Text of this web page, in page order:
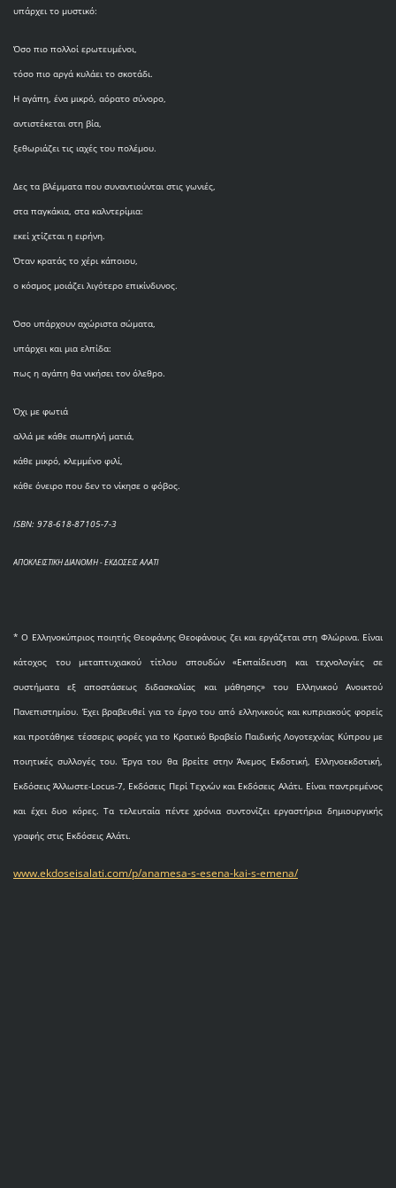
υπάρχει το μυστικό:
Όσο πιο πολλοί ερωτευμένοι,
τόσο πιο αργά κυλάει το σκοτάδι.
Η αγάπη, ένα μικρό, αόρατο σύνορο,
αντιστέκεται στη βία,
ξεθωριάζει τις ιαχές του πολέμου.
Δες τα βλέμματα που συναντιούνται στις γωνιές,
στα παγκάκια, στα καλντερίμια:
εκεί χτίζεται η ειρήνη.
Όταν κρατάς το χέρι κάποιου,
ο κόσμος μοιάζει λιγότερο επικίνδυνος.
Όσο υπάρχουν αχώριστα σώματα,
υπάρχει και μια ελπίδα:
πως η αγάπη θα νικήσει τον όλεθρο.
Όχι με φωτιά
αλλά με κάθε σιωπηλή ματιά,
κάθε μικρό, κλεμμένο φιλί,
κάθε όνειρο που δεν το νίκησε ο φόβος.
ISBN: 978-618-87105-7-3
ΑΠΟΚΛΕΙΣΤΙΚΗ ΔΙΑΝΟΜΗ - ΕΚΔΟΣΕΙΣ ΑΛΑΤΙ
* O Eλληνοκύπριος ποιητής Θεοφάνης Θεοφάνους ζει και εργάζεται στη Φλώρινα. Είναι
κάτοχος του μεταπτυχιακού τίτλου σπουδών «Εκπαίδευση και τεχνολογίες σε
συστήματα εξ αποστάσεως διδασκαλίας και μάθησης» του Ελληνικού Ανοικτού
Πανεπιστημίου. Έχει βραβευθεί για το έργο του από ελληνικούς και κυπριακούς φορείς
και προτάθηκε τέσσερις φορές για το Κρατικό Βραβείο Παιδικής Λογοτεχνίας Κύπρου με
ποιητικές συλλογές του. Έργα του θα βρείτε στην Άνεμος Εκδοτική, Ελληνοεκδοτική,
Εκδόσεις Άλλωστε-Locus-7, Εκδόσεις Περί Τεχνών και Εκδόσεις Αλάτι. Είναι παντρεμένος
και έχει δυο κόρες. Τα τελευταία πέντε χρόνια συντονίζει εργαστήρια δημιουργικής
γραφής στις Εκδόσεις Αλάτι.
www.ekdoseisalati.com/p/anamesa-s-esena-kai-s-emena/